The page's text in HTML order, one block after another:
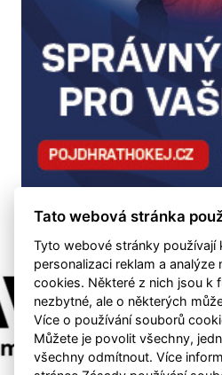
Tato webová stránka
Tyto webové stránky používají
personalizaci reklam a
cookies. Některé z nich jsou k
nezbytné, ale o některých
Více o používání souborů
Můžete je povolit všechny,
všechny odmítnout. Více